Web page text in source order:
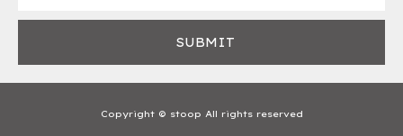
Copyright © stoop All rights reserved